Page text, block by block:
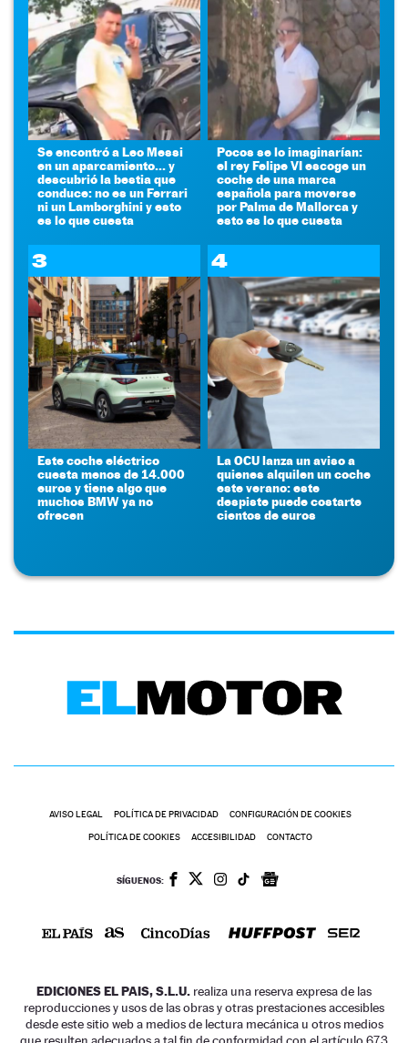
Se encontró a Leo Messi
en un aparcamiento... y
descubrió la bestia que
conduce: no es un Ferrari
ni un Lamborghini y esto
es lo que cuesta
Pocos se lo imaginarían:
el rey Felipe VI escoge un
coche de una marca
española para moverse
por Palma de Mallorca y
esto es lo que cuesta
3
Este coche eléctrico
cuesta menos de 14.000
euros y tiene algo que
muchos BMW ya no
ofrecen
4
La OCU lanza un aviso a
quienes alquilen un coche
este verano: este
despiste puede costarte
cientos de euros
AVISO LEGAL POLÍTICA DE PRIVACIDAD CONFIGURACIÓN DE COOKIES
POLÍTICA DE COOKIES ACCESIBILIDAD CONTACTO
SÍGUENOS:
EDICIONES EL PAIS, S.L.U. realiza una reserva expresa de las
reproducciones y usos de las obras y otras prestaciones accesibles
desde este sitio web a medios de lectura mecánica u otros medios